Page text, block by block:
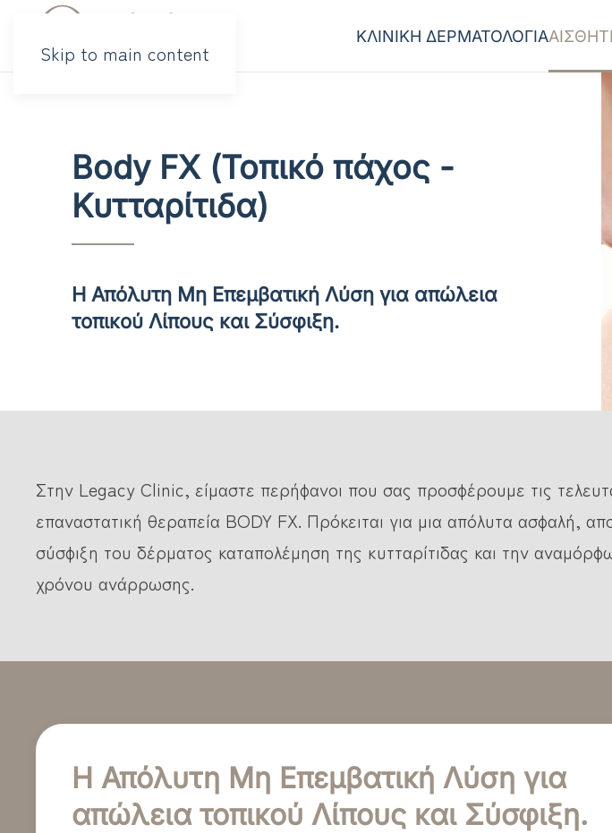
Skip to main content
ΚΛΙΝΙΚΗ ΔΕΡΜΑΤΟΛΟΓΙΑ
Body FX (Τοπικό πάχος -
Κυτταρίτιδα)
Η Απόλυτη Μη Επεμβατική Λύση για απώλεια
τοπικού Λίπους και Σύσφιξη.
Στην Legacy Clinic, είμαστε περήφανοι που σας προσφέρουμε τις
επαναστατική θεραπεία BODY FX. Πρόκειται για μια απόλυτα ασφαλή,
σύσφιξη του δέρματος καταπολέμηση της κυτταρίτιδας και την
χρόνου ανάρρωσης.
Η Απόλυτη Μη Επεμβατική Λύση για
απώλεια τοπικού Λίπους και Σύσφιξη.